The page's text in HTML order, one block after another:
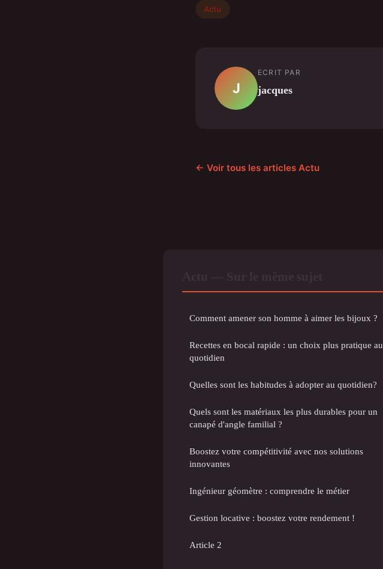
Actu
J
ECRIT PAR
jacques
← Voir tous les articles Actu
Comment amener son homme à aimer les bijoux ?
Recettes en bocal rapide : un choix plus pratique au
quotidien
Quelles sont les habitudes à adopter au quotidien?
Quels sont les matériaux les plus durables pour un
canapé d'angle familial ?
Boostez votre compétitivité avec nos solutions
innovantes
Ingénieur géomètre : comprendre le métier
Gestion locative : boostez votre rendement !
Article 2